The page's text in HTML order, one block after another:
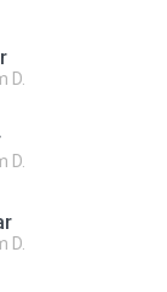
D.
D.
D.